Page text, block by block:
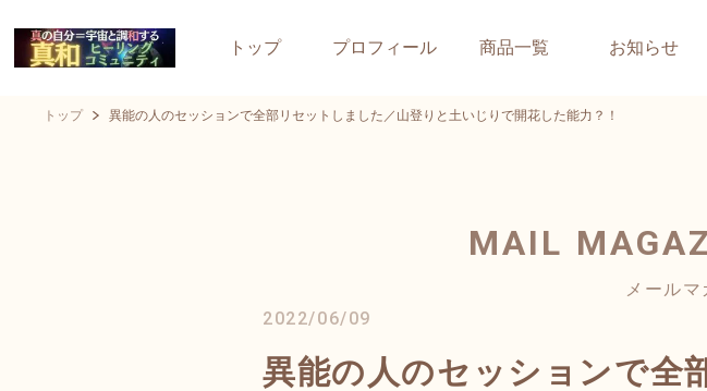
トップ プロフィール 商品一覧 お知らせ
トップ 異能の人のセッションで全部リセットしました／山登りと土いじりで開花した能力？！
MAIL
メール
2022/06/09
異能の人のセッションで全